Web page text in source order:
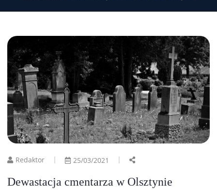
Redaktor 25/03/2021
Dewastacja cmentarza w Olsztynie